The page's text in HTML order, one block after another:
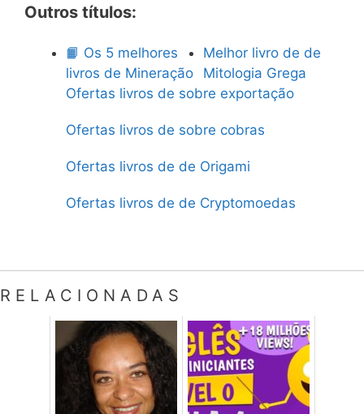
Outros títulos:
📙 Os 5 melhores
livros de Mineração
Melhor livro de de
Mitologia Grega
Ofertas livros de sobre exportação
Ofertas livros de sobre cobras
Ofertas livros de de Origami
Ofertas livros de de Cryptomoedas
RELACIONADAS